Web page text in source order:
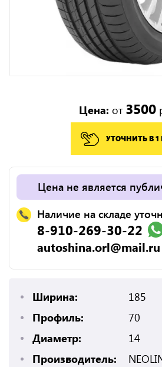
Цена: от 3500
УТОЧНИТЬ В 1
Цена не является
Наличие на складе
8-910-269-30-22
autoshina.orl@mail.ru
Ширина:
185
Профиль:
70
Диаметр:
14
Производитель: